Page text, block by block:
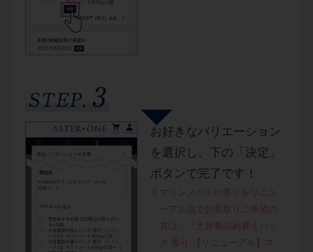
お好きなバリエーション
を選択し、下の「決定」
ボタンで完了です！
※マリンノートの香りをリニュ
ーアル品でお受取りご希望の
方は、『大容量詰め替えパッ
ク 香り:【リニューアル】マ